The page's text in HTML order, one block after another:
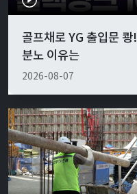
골프채로 YG 출입문
분노 이유는
2026-08-07